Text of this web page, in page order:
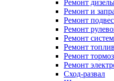
Ремонт
Ремонт и
Ремонт
Ремонт
Ремонт
Ремонт
Ремонт
Ремонт
Сход-развал